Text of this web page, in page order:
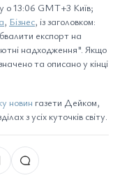
о 13:06 GMT+3 Київ;
, Бізнес, із заголовком:
експорт на
надходження". Якщо
та описано у кінці
новин газети Дейком,
з усіх куточків світу.